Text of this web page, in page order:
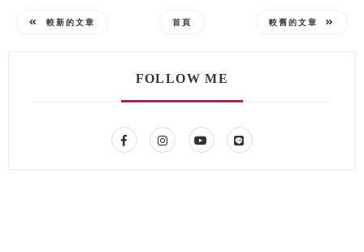
較新的文章 首頁 較舊的文章
FOLLOW ME